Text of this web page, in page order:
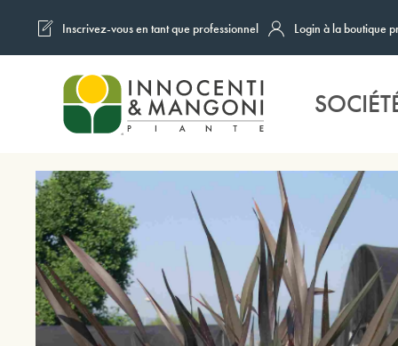
Skip to main content
Inscrivez-vous en tant que professionnel Login à la boutique